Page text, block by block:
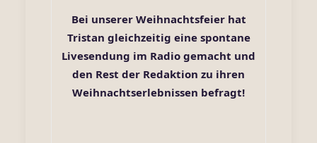
Bei unserer Weihnachtsfeier hat
Tristan gleichzeitig eine spontane
Livesendung im Radio gemacht und
den Rest der Redaktion zu ihren
Weihnachtserlebnissen befragt!